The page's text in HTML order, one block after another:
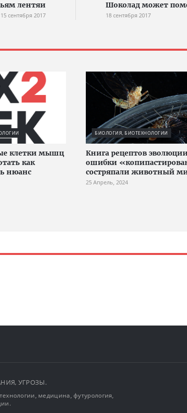
лентяи
15 сентября 2017
Шоколад может
18 сентября 2017
клетки мышц
как
нюанс
БИОЛОГИЯ, БИОТЕХНОЛОГИИ
Книга рецептов
ошибки
состряпали животный
25 Апрель, 2024
УГРОЗЫ.
медицина, футурология,